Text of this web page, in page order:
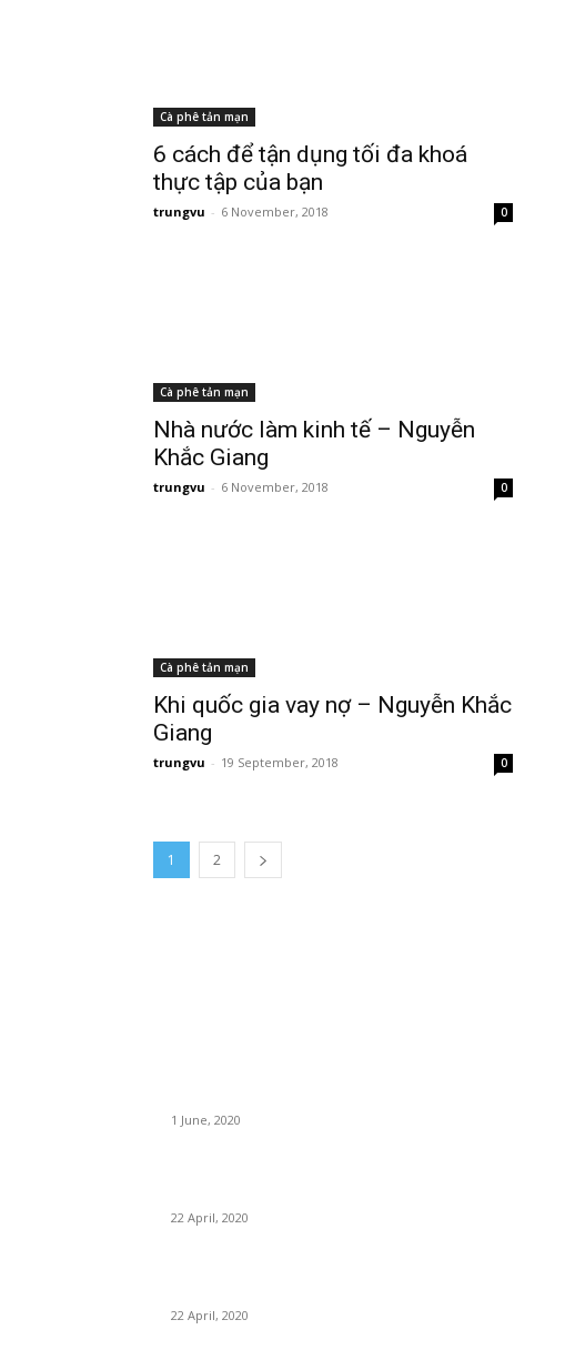
Cà phê tản mạn
6 cách để tận dụng tối đa khoá
thực tập của bạn
trungvu - 6 November, 2018 0
Cà phê tản mạn
Nhà nước làm kinh tế – Nguyễn
Khắc Giang
trungvu - 6 November, 2018 0
Cà phê tản mạn
Khi quốc gia vay nợ – Nguyễn Khắc
Giang
trungvu - 19 September, 2018 0
1 2
1 June, 2020
22 April, 2020
22 April, 2020